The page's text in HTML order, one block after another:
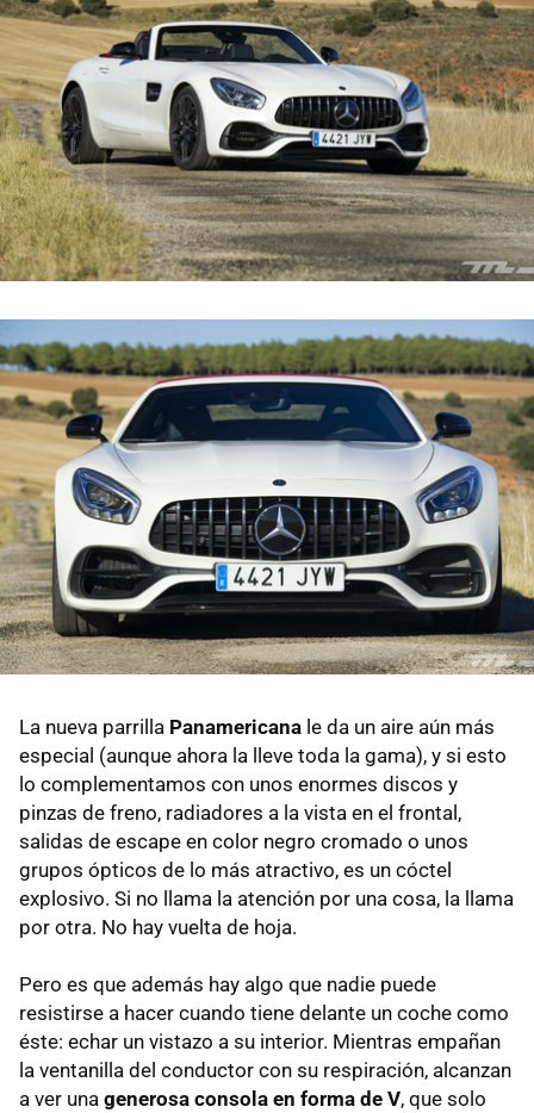
La nueva parrilla Panamericana le da un aire aún más
especial (aunque ahora la lleve toda la gama), y si esto
lo complementamos con unos enormes discos y
pinzas de freno, radiadores a la vista en el frontal,
salidas de escape en color negro cromado o unos
grupos ópticos de lo más atractivo, es un cóctel
explosivo. Si no llama la atención por una cosa, la llama
por otra. No hay vuelta de hoja.
Pero es que además hay algo que nadie puede
resistirse a hacer cuando tiene delante un coche como
éste: echar un vistazo a su interior. Mientras empañan
la ventanilla del conductor con su respiración, alcanzan
a ver una generosa consola en forma de V, que solo